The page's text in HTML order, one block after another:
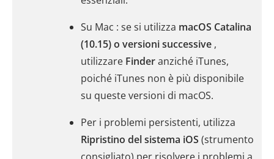
Su Mac : se si utilizza macOS Catalina
(10.15) o versioni successive ,
utilizzare Finderanziché iTunes,
poiché iTunes non è più disponibile
su queste versioni di macOS.
Per i problemi persistenti, utilizza
Ripristino del sistema iOS (strumento